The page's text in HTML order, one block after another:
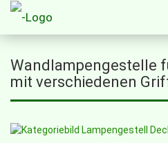
Wandlampengestelle
mit verschiedenen